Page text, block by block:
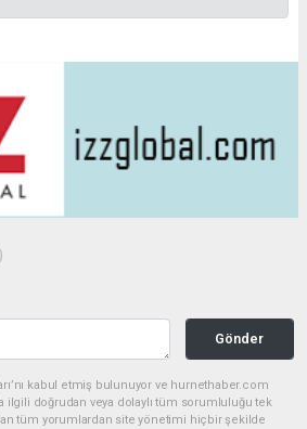
Gönder
kabul etmiş bulunuyor ve hurnethaber.com
ilgili doğrudan veya dolaylı tüm sorumluluğu tek
tüm yorumlardan site yönetimi hiçbir şekilde